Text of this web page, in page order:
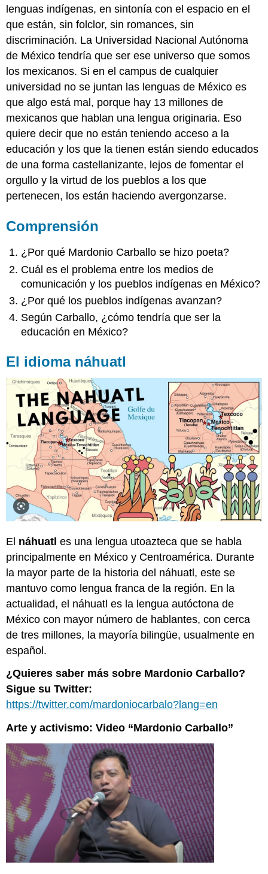
lenguas indígenas, en sintonía con el espacio en el
que están, sin folclor, sin romances, sin
discriminación. La Universidad Nacional Autónoma
de México tendría que ser ese universo que somos
los mexicanos. Si en el campus de cualquier
universidad no se juntan las lenguas de México es
que algo está mal, porque hay 13 millones de
mexicanos que hablan una lengua originaria. Eso
quiere decir que no están teniendo acceso a la
educación y los que la tienen están siendo educados
de una forma castellanizante, lejos de fomentar el
orgullo y la virtud de los pueblos a los que
pertenecen, los están haciendo avergonzarse.
Comprensión
¿Por qué Mardonio Carballo se hizo poeta?
Cuál es el problema entre los medios de
comunicación y los pueblos indígenas en México?
¿Por qué los pueblos indígenas avanzan?
Según Carballo, ¿cómo tendría que ser la
educación en México?
El idioma náhuatl
El náhuatl es una lengua utoazteca que se habla
principalmente en México y Centroamérica. Durante
la mayor parte de la historia del náhuatl, este se
mantuvo como lengua franca de la región. En la
actualidad, el náhuatl es la lengua autóctona de
México con mayor número de hablantes, con cerca
de tres millones, la mayoría bilingüe, usualmente en
español.
¿Quieres saber más sobre Mardonio Carballo?
Sigue su Twitter:
https://twitter.com/mardoniocarbalo?lang=en
Arte y activismo: Video “Mardonio Carballo”